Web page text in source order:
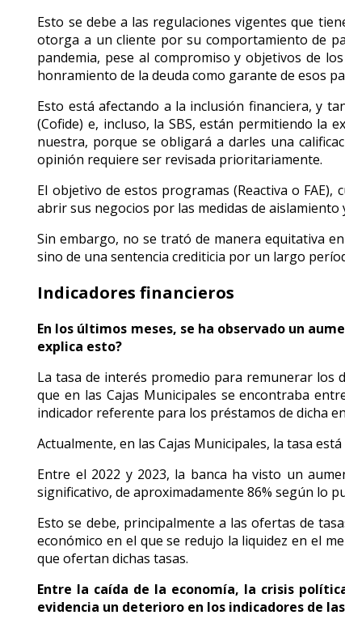
Esto se debe a las regulaciones vigentes que
otorga a un cliente por su comportamiento de
pandemia, pese al compromiso y objetivos de
honramiento de la deuda como garante de esos
Esto está afectando a la inclusión financiera, y
(Cofide) e, incluso, la SBS, están permitiendo la
nuestra, porque se obligará a darles una
opinión requiere ser revisada prioritariamente.
El objetivo de estos programas (Reactiva o
abrir sus negocios por las medidas de aislamiento
Sin embargo, no se trató de manera equitativa
sino de una sentencia crediticia por un largo
Indicadores financieros
En los últimos meses, se ha observado un
explica esto?
La tasa de interés promedio para remunerar los
que en las Cajas Municipales se encontraba
indicador referente para los préstamos de dicha
Actualmente, en las Cajas Municipales, la tasa
Entre el 2022 y 2023, la banca ha visto un
significativo, de aproximadamente 86% según lo
Esto se debe, principalmente a las ofertas de
económico en el que se redujo la liquidez en el
que ofertan dichas tasas.
Entre la caída de la economía, la crisis
evidencia un deterioro en los indicadores de